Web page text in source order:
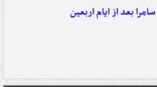
بعد از ایام اربعین